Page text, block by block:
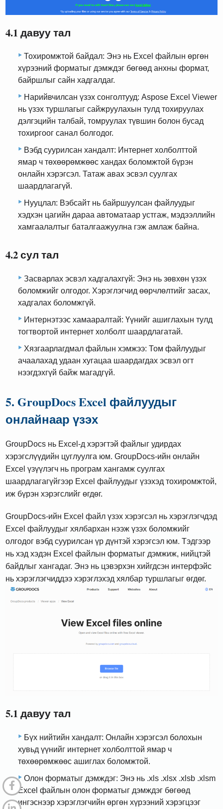
4.1 давуу тал
Тохиромжтой байдал: Энэ нь Excel файлын өргөн
хүрээний форматыг дэмждэг бөгөөд анхны формат,
байршлыг сайн хадгалдаг.
Нарийвчилсан үзэх сонголтууд: Aspose Excel Viewer
нь үзэх туршлагыг сайжруулахын тулд тохируулах
дэлгэцийн талбай, томруулах түвшин болон бусад
тохиргоог санал болгодог.
Вэбд суурилсан хандалт: Интернет холболттой
ямар ч төхөөрөмжөөс хандах боломжтой бүрэн
онлайн хэрэгсэл. Татаж авах эсвэл суулгах
шаардлагагүй.
Нууцлал: Вэбсайт нь байршуулсан файлуудыг
хэдхэн цагийн дараа автоматаар устгаж, мэдээллийн
хамгаалалтыг баталгаажуулна гэж амлаж байна.
4.2 сул тал
Засварлах эсвэл хадгалахгүй: Энэ нь зөвхөн үзэх
боломжийг олгодог. Хэрэглэгчид өөрчлөлтийг засах,
хадгалах боломжгүй.
Интернэтээс хамааралтай: Үүнийг ашиглахын тулд
тогтвортой интернет холболт шаардлагатай.
Хязгаарлагдмал файлын хэмжээ: Том файлуудыг
ачаалахад удаан хугацаа шаардагдах эсвэл огт
нээгдэхгүй байж магадгүй.
5. GroupDocs Excel файлуудыг
онлайнаар үзэх
GroupDocs нь Excel-д хэрэгтэй файлыг удирдах
хэрэгслүүдийн цуглуулга юм. GroupDocs-ийн онлайн
Excel үзүүлэгч нь програм хангамж суулгах
шаардлагагүйгээр Excel файлуудыг үзэхэд тохиромжтой,
иж бүрэн хэрэгслийг өгдөг.
GroupDocs-ийн Excel файл үзэх хэрэгсэл нь хэрэглэгчдэд
Excel файлуудыг хялбархан нээж үзэх боломжийг
олгодог вэбд суурилсан үр дүнтэй хэрэгсэл юм. Тэдгээр
нь хэд хэдэн Excel файлын форматыг дэмжиж, нийцтэй
байдлыг хангадаг. Энэ нь цэвэрхэн хийгдсэн интерфэйс
нь хэрэглэгчиддээ хэрэглэхэд хялбар туршлагыг өгдөг.
5.1 давуу тал
Бүх нийтийн хандалт: Онлайн хэрэгсэл болохын
хувьд үүнийг интернет холболттой ямар ч
төхөөрөмжөөс ашиглах боломжтой.
Олон форматыг дэмждэг: Энэ нь .xls .xlsx .xlsb .xlsm
Excel файлын олон форматыг дэмждэг бөгөөд
ингэснээр хэрэглэгчийн өргөн хүрээний хэрэгцээг